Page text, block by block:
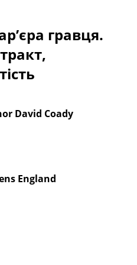
Ліга
таблиці
гравця.
David Coady
England